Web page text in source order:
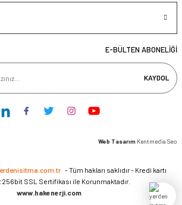
E-BÜLTEN ABONELİĞİ
KAYDOL
Web Tasarım Kentmedia Seo
- Tüm hakları saklıdır - Kredi kartı
SSL Sertifikası ile Korunmaktadır.
www.hakenerji.com